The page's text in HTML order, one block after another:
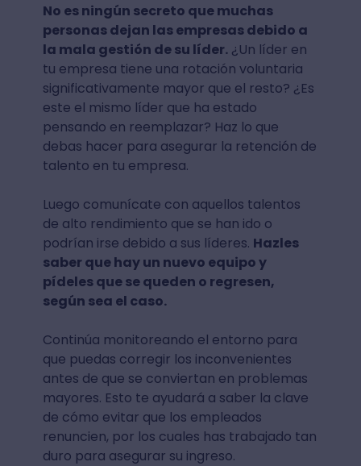
No es ningún secreto que muchas
personas dejan las empresas debido a
la mala gestión de su líder.¿Un líder en
tu empresa tiene una rotación voluntaria
significativamente mayor que el resto? ¿Es
este el mismo líder que ha estado
pensando en reemplazar? Haz lo que
debas hacer para asegurar la retención de
talento en tu empresa.
Luego comunícate con aquellos talentos
de alto rendimiento que se han ido o
podrían irse debido a sus líderes. Hazles
saber que hay un nuevo equipo y
pídeles que se queden o regresen,
según sea el caso.
Continúa monitoreando el entorno para
que puedas corregir los inconvenientes
antes de que se conviertan en problemas
mayores. Esto te ayudará a saber la clave
de cómo evitar que los empleados
renuncien, por los cuales has trabajado tan
duro para asegurar su ingreso.